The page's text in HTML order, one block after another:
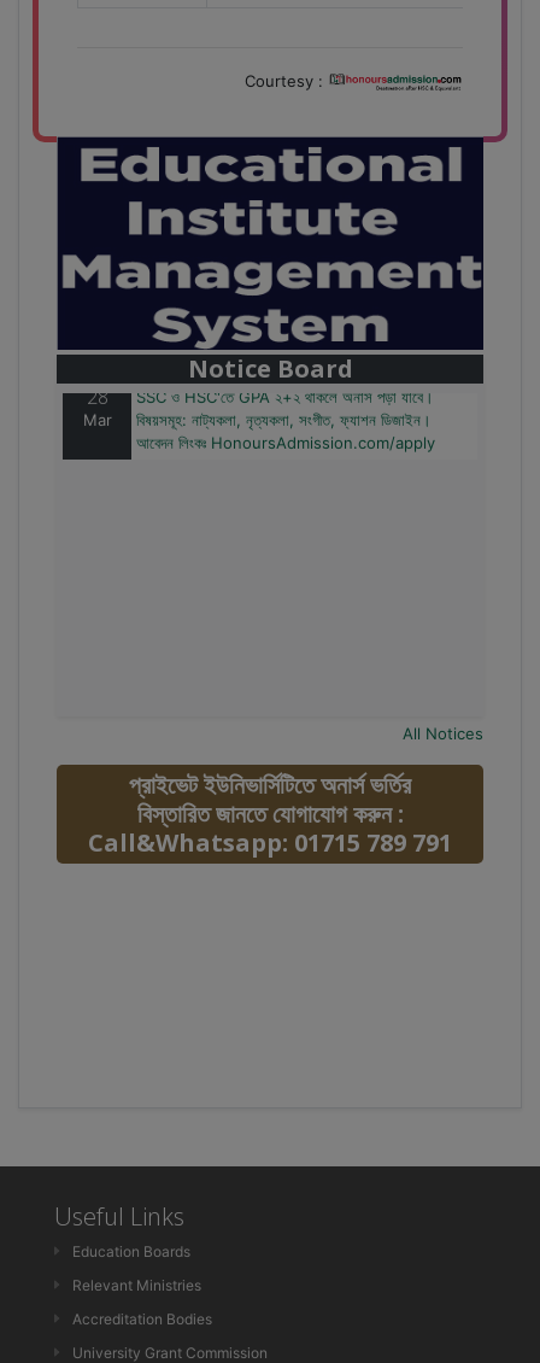
Courtesy :
Notice Board
বাজেটের মধ্যে প্রাইভেট ইউনিভার্সিটিতে অনার্স পড়ার সুযোগ।
২০টির অধিক বিষয়, ৪ বছরে মোট খরচ ২ লক্ষ থেকে ৫ লক্ষ টাকা।
আবেদন লিংকঃ HonoursAdmission.com/apply
28
Mar
SSC ও HSC'তে GPA ২+২ থাকলে অনার্স পড়া যাবে।
বিষয়সমূহ: নাট্যকলা, নৃত্যকলা, সংগীত, ফ্যাশন ডিজাইন।
আবেদন লিংকঃ HonoursAdmission.com/apply
All Notices
প্রাইভেট ইউনিভার্সিটিতে অনার্স ভর্তির
বিস্তারিত জানতে যোগাযোগ করুন :
Call&Whatsapp: 01715 789 791
Useful Links
Education Boards
Relevant Ministries
Accreditation Bodies
University Grant Commission